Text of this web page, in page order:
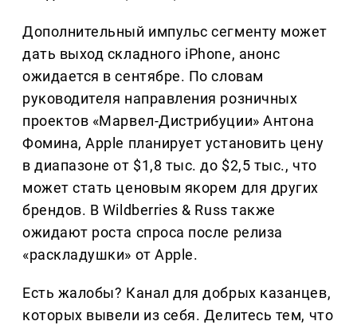
Дополнительный импульс сегменту может
дать выход складного iPhone, анонс
ожидается в сентябре. По словам
руководителя направления розничных
проектов «Марвел-Дистрибуции» Антона
Фомина, Apple планирует установить цену
в диапазоне от $1,8 тыс. до $2,5 тыс., что
может стать ценовым якорем для других
брендов. В Wildberries & Russ также
ожидают роста спроса после релиза
«раскладушки» от Apple.
Есть жалобы? Канал для добрых казанцев,
которых вывели из себя. Делитеcь тем, что